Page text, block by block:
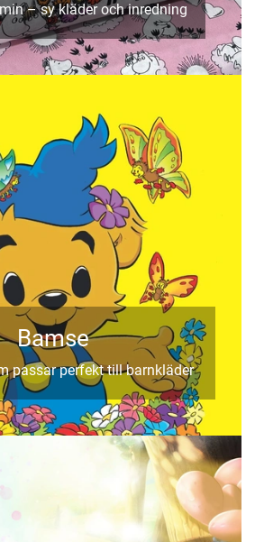
– sy kläder och inredning
Bamse
passar perfekt till barnkläder